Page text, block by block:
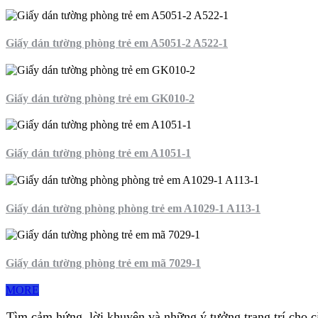
Giấy dán tường phòng trẻ em A5051-2 A522-1
Giấy dán tường phòng trẻ em GK010-2
Giấy dán tường phòng trẻ em A1051-1
Giấy dán tường phòng phòng trẻ em A1029-1 A113-1
Giấy dán tường phòng trẻ em mã 7029-1
MORE